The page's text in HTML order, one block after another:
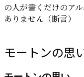
の人が書くだけのア
ありません（断言）
モートンの思